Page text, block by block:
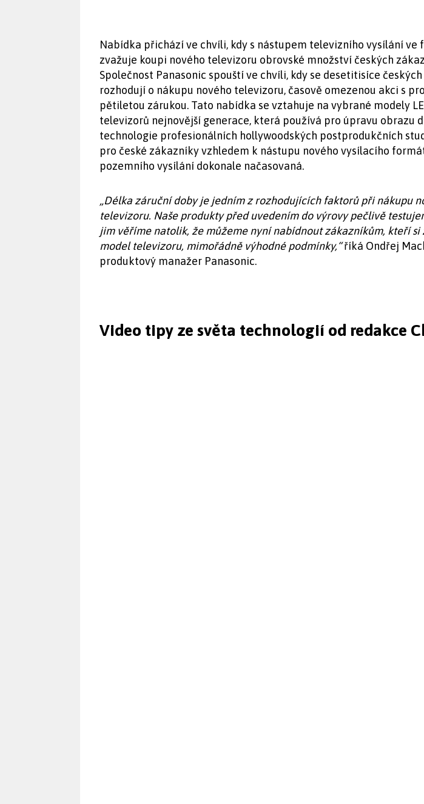
Nabídka přichází ve chvíli, kdy s nástupem televizního vysílání ve
zvažuje koupi nového televizoru obrovské množství českých
Společnost Panasonic spouští ve chvíli, kdy se desetitisíce
rozhodují o nákupu nového televizoru, časově omezenou akci s
pětiletou zárukou. Tato nabídka se vztahuje na vybrané modely
televizorů nejnovější generace, která používá pro úpravu obrazu
technologie profesionálních hollywoodských postprodukčních
pro české zákazníky vzhledem k nástupu nového vysílacího
pozemního vysílání dokonale načasovaná.
„Délka záruční doby je jedním z rozhodujících faktorů při nákupu
televizoru. Naše produkty před uvedením do výrovy pečlivě
jim věříme natolik, že můžeme nyní nabídnout zákazníkům, kteří si
model televizoru, mimořádně výhodné podmínky,“říká Ondřej
produktový manažer Panasonic.
Video tipy ze světa technologií od redakce